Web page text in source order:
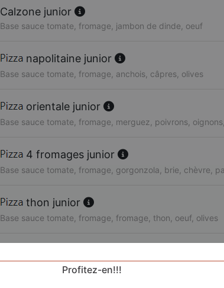
Calzone junior
Base sauce tomate, fromage, jambon de dinde, oeuf
napolitaine junior
Base sauce tomate, fromage, anchois, câpres, olives
orientale junior
Base sauce tomate, fromage, merguez, poivrons,
4 fromages junior
Base sauce tomate, fromage, gorgonzola, brie, chèvre,
thon junior
Base sauce tomate, fromage, fromage, thon, oeuf, olives
Base sauce tomate, fromage, chorizo, jambon de dinde,
Profitez-en!!!